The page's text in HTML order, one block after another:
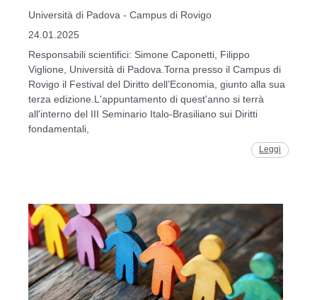
Università di Padova - Campus di Rovigo
24.01.2025
Responsabili scientifici: Simone Caponetti, Filippo
Viglione, Università di Padova.Torna presso il Campus di
Rovigo il Festival del Diritto dell’Economia, giunto alla sua
terza edizione.L'appuntamento di quest'anno si terrà
all'interno del III Seminario Italo-Brasiliano sui Diritti
fondamentali,
Leggi